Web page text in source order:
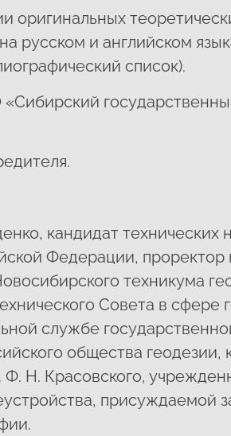
оригинальных
русском и английском
список).
кандидат технических
Федерации,
техникума
Совета в сфере
службе
общества геодезии,
Ф. Н. Красовского,
присуждаемой